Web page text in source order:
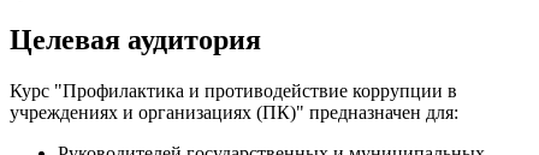
Целевая аудитория
Курс "Профилактика и противодействие коррупции в
учреждениях и организациях (ПК)" предназначен для: